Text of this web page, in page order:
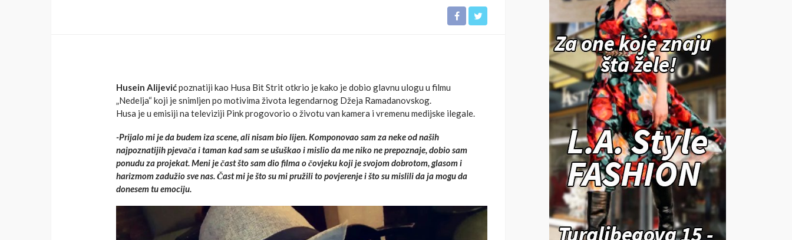
Husein Alijevićpoznatiji kao Husa Bit Strit otkrio je kako je dobio glavnu ulogu u filmu
„Nedelja“ koji je snimljen po motivima života legendarnog Džeja Ramadanovskog.
Husa je u emisiji na televiziji Pink progovorio o životu van kamera i vremenu medijske ilegale.
-Prijalo mi je da budem iza scene, ali nisam bio lijen. Komponovao sam za neke od naših
najpoznatijih pjevača i taman kad sam se ušuškao i mislio da me niko ne prepoznaje, dobio sam
ponudu za projekat. Meni je čast što sam dio filma o čovjeku koji je svojom dobrotom, glasom i
harizmom zadužio sve nas. Čast mi je što su mi pružili to povjerenje i što su mislili da ja mogu da
donesem tu emociju.